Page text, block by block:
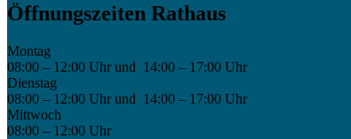
Öffnungszeiten Rathaus
Montag
08:00 – 12:00 Uhr und 14:00 – 17:00 Uhr
Dienstag
08:00 – 12:00 Uhr und 14:00 – 17:00 Uhr
Mittwoch
08:00 – 12:00 Uhr